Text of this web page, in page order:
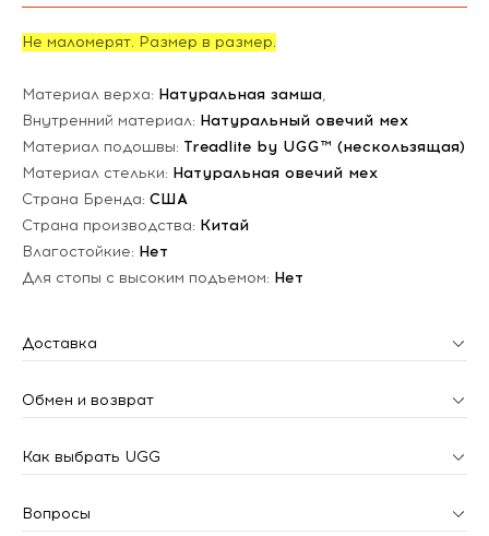
Не маломерят. Размер в размер.
Материал верха: Натуральная замша,
Внутренний материал: Натуральный овечий мех
Материал подошвы: Treadlite by UGG™ (нескользящая)
Материал стельки: Натуральная овечий мех
Страна Бренда: США
Страна производства: Китай
Влагостойкие: Нет
Для стопы с высоким подъемом: Нет
Доставка
Обмен и возврат
Как выбрать UGG
Вопросы